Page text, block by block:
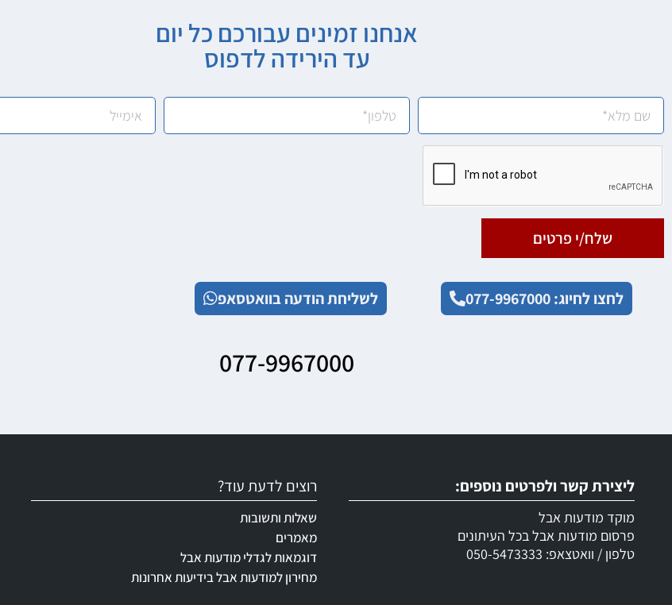
אנחנו זמינים עבורכם כל יום
עד הירידה לדפוס
שלח/י פרטים
לחצו לחיוג: 077-9967000 לשליחת הודעה בוואטסאפ
077-9967000
ליצירת קשר ולפרטים נוספים:
מוקד מודעות אבל
פרסום מודעות אבל בכל העיתונים
טלפון / וואטצאפ: 050-5473333
רוצים לדעת עוד?
שאלות ותשובות
מאמרים
דוגמאות לגדלי מודעות אבל
מחירון למודעות אבל בידיעות אחרונות